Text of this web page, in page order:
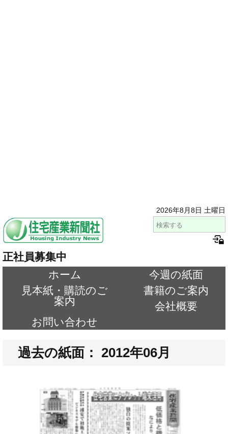
2026年8月8日 土曜日
正社員募集中
ホーム
今週の紙面
見本紙・購読のご
案内
書籍のご案内
会社概要
お問い合わせ
過去の紙面： 2012年06月